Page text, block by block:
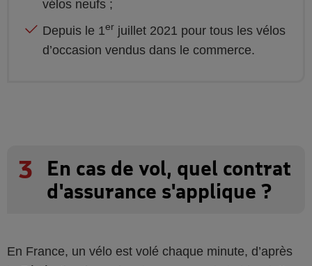
vélos neufs ;
Depuis le 1er juillet 2021 pour tous les vélos
d’occasion vendus dans le commerce.
3
En cas de vol, quel contrat
d'assurance s'applique ?
En France, un vélo est volé chaque minute, d’après